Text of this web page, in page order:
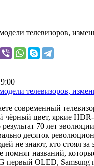
телевизоров,
современный
чёрный цвет, яркие
70 лет
десяток
не знают, кто стоял за
помнят названий,
первый OLED,